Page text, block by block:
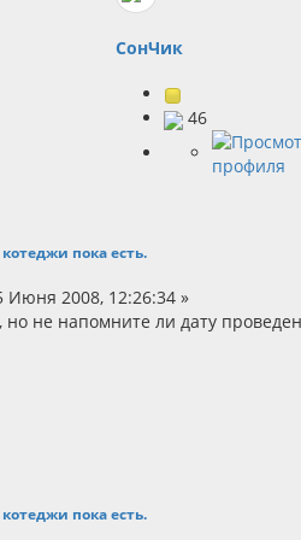
СонЧик
46
пока есть.
Июня 2008, 12:26:34 »
но не напомните ли дату
пока есть.